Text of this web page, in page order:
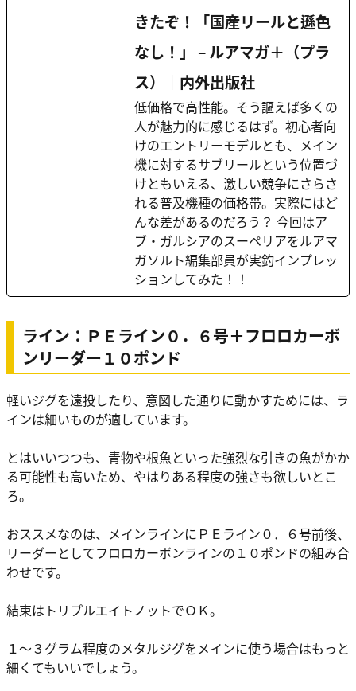
きたぞ！「国産リールと遜色
なし！」 – ルアマガ＋（プラ
ス）｜内外出版社
低価格で高性能。そう謳えば多くの
人が魅力的に感じるはず。初心者向
けのエントリーモデルとも、メイン
機に対するサブリールという位置づ
けともいえる、激しい競争にさらさ
れる普及機種の価格帯。実際にはど
んな差があるのだろう？ 今回はア
ブ・ガルシアのスーペリアをルアマ
ガソルト編集部員が実釣インプレッ
ションしてみた！！
ライン：ＰＥライン０．６号＋フロロカーボ
ンリーダー１０ポンド
軽いジグを遠投したり、意図した通りに動かすためには、ラ
インは細いものが適しています。
とはいいつつも、青物や根魚といった強烈な引きの魚がかか
る可能性も高いため、やはりある程度の強さも欲しいとこ
ろ。
おススメなのは、メインラインにＰＥライン０．６号前後、
リーダーとしてフロロカーボンラインの１０ポンドの組み合
わせです。
結束はトリプルエイトノットでＯＫ。
１～３グラム程度のメタルジグをメインに使う場合はもっと
細くてもいいでしょう。